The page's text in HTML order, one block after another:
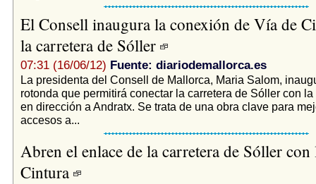
El Consell inaugura la conexión de Vía de
la carretera de Sóller
07:31 (16/06/12) Fuente: diariodemallorca.es
La presidenta del Consell de Mallorca, Maria Salom,
rotonda que permitirá conectar la carretera de Sóller con
en dirección a Andratx. Se trata de una obra clave para
accesos a...
Abren el enlace de la carretera de Sóller
Cintura